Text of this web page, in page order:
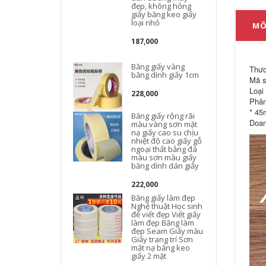
đẹp, không hỏng
giấy băng keo giấy
loại nhỏ
187,000
Băng giấy vàng
băng dính giấy 1cm
228,000
Băng giấy rộng rãi
màu vàng sơn mặt
nạ giấy cao su chịu
nhiệt độ cao giấy gỗ
ngoại thất bằng đá
màu sơn màu giấy
băng dính dán giấy
222,000
Băng giấy làm đẹp
Nghệ thuật Học sinh
để viết đẹp Viết giấy
làm đẹp Băng làm
đẹp Seam Giấy màu
Giấy trang trí Sơn
mặt nạ băng keo
giấy 2 mặt
Mã
*